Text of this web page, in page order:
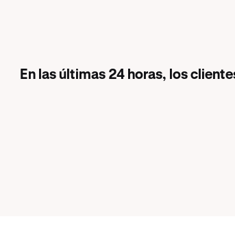
En las últimas 24 horas, los